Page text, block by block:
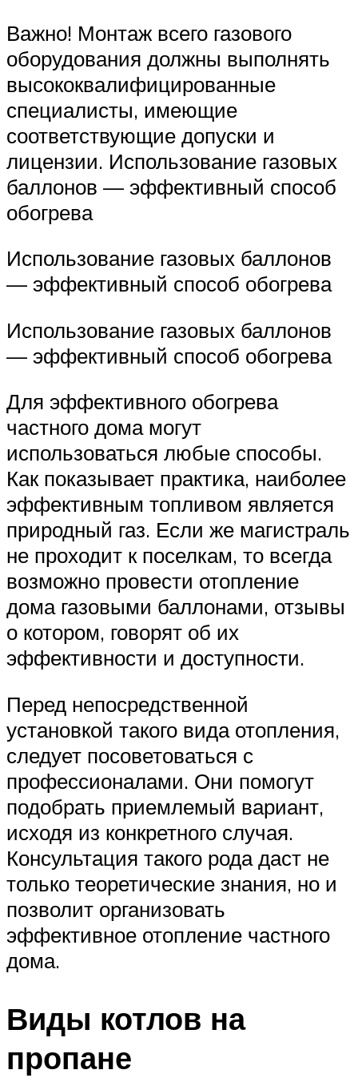
Важно! Монтаж всего газового
оборудования должны выполнять
высококвалифицированные
специалисты, имеющие
соответствующие допуски и
лицензии. Использование газовых
баллонов — эффективный способ
обогрева
Использование газовых баллонов
— эффективный способ обогрева
Использование газовых баллонов
— эффективный способ обогрева
Для эффективного обогрева
частного дома могут
использоваться любые способы.
Как показывает практика, наиболее
эффективным топливом является
природный газ. Если же магистраль
не проходит к поселкам, то всегда
возможно провести отопление
дома газовыми баллонами, отзывы
о котором, говорят об их
эффективности и доступности.
Перед непосредственной
установкой такого вида отопления,
следует посоветоваться с
профессионалами. Они помогут
подобрать приемлемый вариант,
исходя из конкретного случая.
Консультация такого рода даст не
только теоретические знания, но и
позволит организовать
эффективное отопление частного
дома.
Виды котлов на
пропане